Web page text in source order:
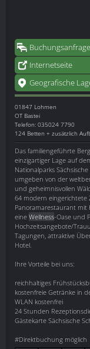
Buchungsanfrage
Internetseite
Geografische
01847 Lohmen
OT Bastei
Telefon: 035024 7790
124 Betten + zusätzlich
Das familiengeführte
einzigartiger Lage auf
Nationalparks
umgeben von der
und geheimnisvollen
64 modern eingerichtete
Panoramarestaurant mit
eine Wellness-Oase und
Hochzeitsangebote/
Tagungen, attraktive
Hotel.
Ihre Vorteile bei uns:
reichhaltiges
kostenfreie Getränke in
WLAN kostenfrei
24 Stunden
Gästekarte Sächsische
#Direktbuchung möglich